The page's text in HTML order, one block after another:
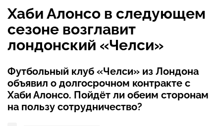
Хаби Алонсо в следующем
сезоне возглавит
лондонский «Челси»
Футбольный клуб «Челси» из Лондона
объявил о долгосрочном контракте с
Хаби Алонсо. Пойдёт ли обеим сторонам
на пользу сотрудничество?